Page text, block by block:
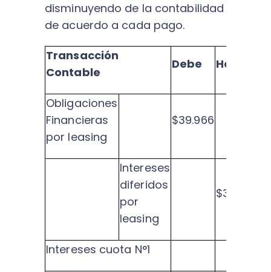
disminuyendo de la contabilidad
de acuerdo a cada pago.
Transacción
Contable
Debe Haber
Obligaciones
Financieras
por leasing
$39.966
Intereses
diferidos
por
leasing
$39.966
Intereses cuota N°1